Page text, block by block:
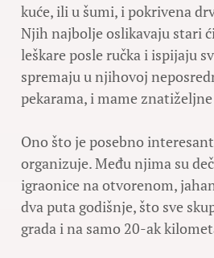
kuće, ili u šumi, i pokrivena
Njih najbolje oslikavaju stari
leškare posle ručka i ispijaju
spremaju u njihovoj
pekarama, i mame
Ono što je posebno
organizuje. Među njima su
igraonice na otvorenom,
dva puta godišnje, što sve
grada i na samo 20-ak